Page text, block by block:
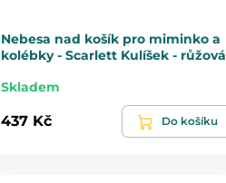
Nebesa nad košík pro miminko a
kolébky - Scarlett Kulíšek - růžová
Skladem
437 Kč Do košíku